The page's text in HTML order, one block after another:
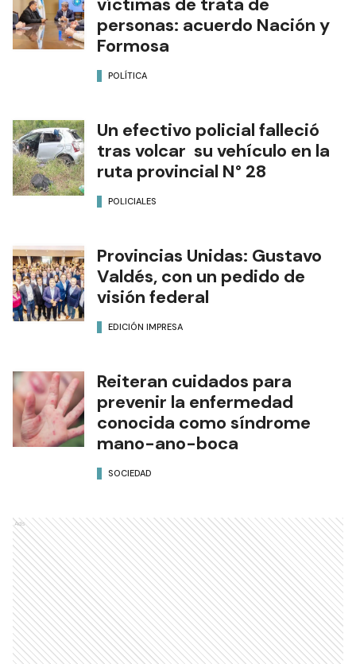
personas: acuerdo Nación y
Formosa
POLÍTICA
Un efectivo policial falleció
tras volcar su vehículo en la
ruta provincial N° 28
POLICIALES
Provincias Unidas: Gustavo
Valdés, con un pedido de
visión federal
EDICIÓN IMPRESA
Reiteran cuidados para
prevenir la enfermedad
conocida como síndrome
mano-ano-boca
SOCIEDAD
Ads